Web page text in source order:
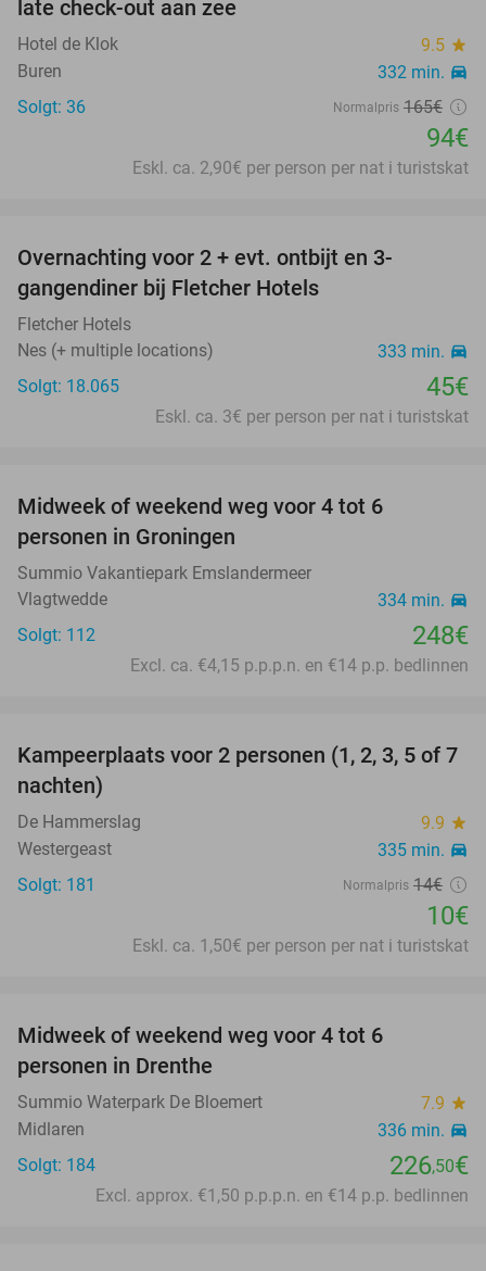
late check-out aan zee
Hotel de Klok 9.5 star
Buren 332 min. directions_car
Solgt: 36 Normalpris 165€
94€
Eskl. ca. 2,90€ per person per nat i turistskat
Overnachting voor 2 + evt. ontbijt en 3-
gangendiner bij Fletcher Hotels
Fletcher Hotels
Nes (+ multiple locations)
333 min. directions_car
Solgt: 18.065 45€
Eskl. ca. 3€ per person per nat i turistskat
Midweek of weekend weg voor 4 tot 6
personen in Groningen
Summio Vakantiepark Emslandermeer
Vlagtwedde
334 min. directions_car
Solgt: 112 248€
Excl. ca. €4,15 p.p.p.n. en €14 p.p. bedlinnen
29%
Kampeerplaats voor 2 personen (1, 2, 3, 5 of 7
nachten)
De Hammerslag 9.9 star
Westergeast 335 min. directions_car
Solgt: 181 Normalpris 14€
10€
Eskl. ca. 1,50€ per person per nat i turistskat
Midweek of weekend weg voor 4 tot 6
personen in Drenthe
Summio Waterpark De Bloemert 7.9 star
Midlaren 336 min. directions_car
Solgt: 184 226,50€
Excl. approx. €1,50 p.p.p.n. en €14 p.p. bedlinnen